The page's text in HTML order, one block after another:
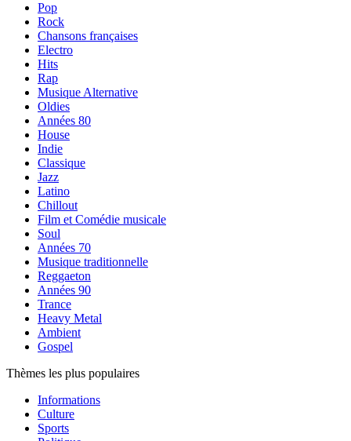
Pop
Rock
Chansons françaises
Electro
Hits
Rap
Musique Alternative
Oldies
Années 80
House
Indie
Classique
Jazz
Latino
Chillout
Film et Comédie musicale
Soul
Années 70
Musique traditionnelle
Reggaeton
Années 90
Trance
Heavy Metal
Ambient
Gospel
Thèmes les plus populaires
Informations
Culture
Sports